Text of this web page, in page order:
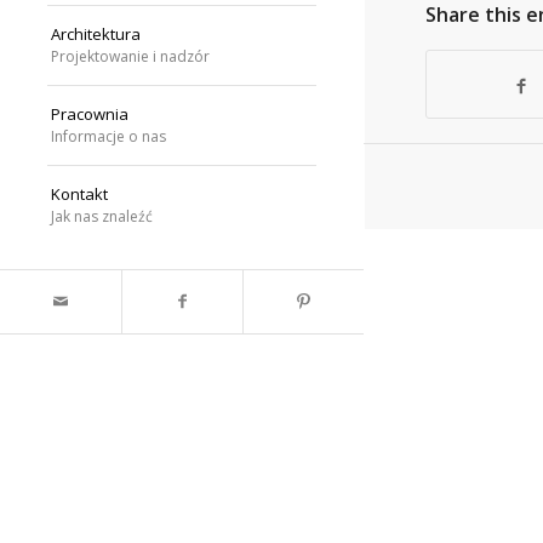
Architektura
Projektowanie i nadzór
Pracownia
Informacje o nas
Kontakt
Jak nas znaleźć
Share this